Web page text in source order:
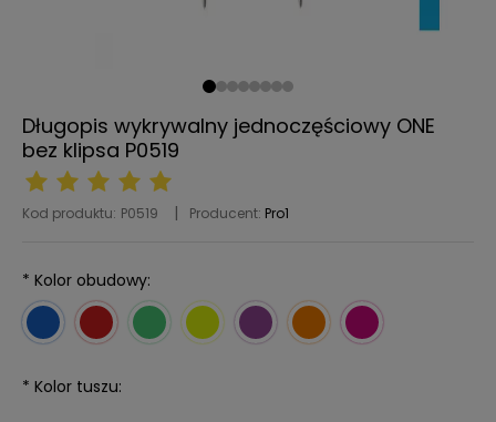
Długopis wykrywalny jednoczęściowy ONE
bez klipsa P0519
Kod produktu: P0519 Producent: Pro1
* Kolor obudowy:
* Kolor tuszu: